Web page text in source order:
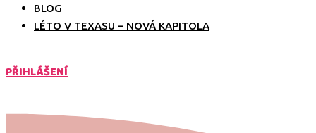
BLOG
LÉTO V TEXASU – NOVÁ KAPITOLA
PŘIHLÁŠENÍ